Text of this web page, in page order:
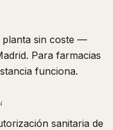
planta sin coste —
Para farmacias
funciona.
sanitaria de